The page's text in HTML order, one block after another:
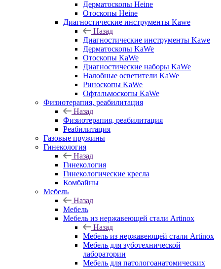
Дерматоскопы Heine
Отоскопы Heine
Диагностические инструменты Kawe
Назад
Диагностические инструменты Kawe
Дерматоскопы KaWe
Отоскопы KaWe
Диагностические наборы KaWe
Налобные осветители KaWe
Риноскопы KaWe
Офтальмоскопы KaWe
Физиотерапия, реабилитация
Назад
Физиотерапия, реабилитация
Реабилитация
Газовые пружины
Гинекология
Назад
Гинекология
Гинекологические кресла
Комбайны
Мебель
Назад
Мебель
Мебель из нержавеющей стали Artinox
Назад
Мебель из нержавеющей стали Artinox
Мебель для зуботехнической
лаборатории
Мебель для патологоанатомических